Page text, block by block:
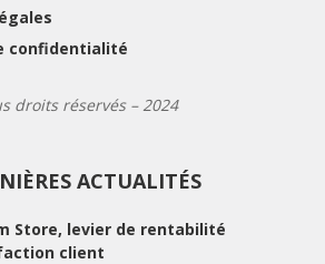
confidentialité
droits réservés – 2024
ACTUALITÉS
Store, levier de rentabilité
client